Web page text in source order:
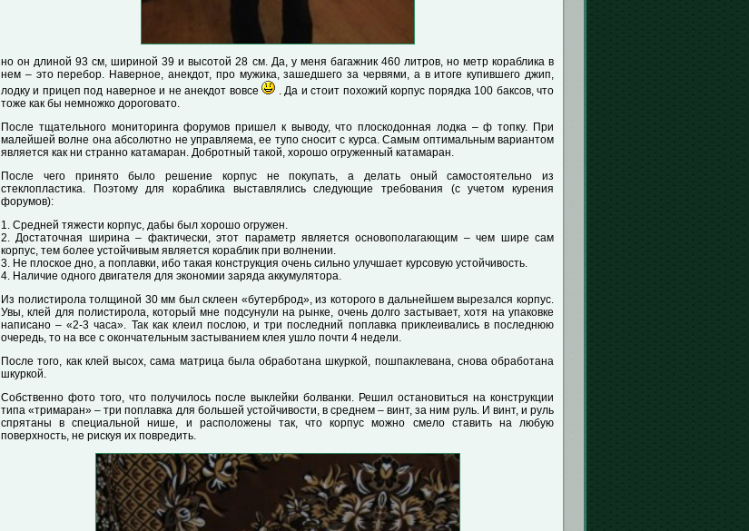
но он длиной 93 см, шириной 39 и высотой 28 см. Да, у меня багажник 460 литров, но метр кораблика в
нем – это перебор. Наверное, анекдот, про мужика, зашедшего за червями, а в итоге купившего джип,
лодку и прицеп под наверное и не анекдот вовсе
. Да и стоит похожий корпус порядка 100 баксов, что
тоже как бы немножко дороговато.
После тщательного мониторинга форумов пришел к выводу, что плоскодонная лодка – ф топку. При
малейшей волне она абсолютно не управляема, ее тупо сносит с курса. Самым оптимальным вариантом
является как ни странно катамаран. Добротный такой, хорошо огруженный катамаран.
После чего принято было решение корпус не покупать, а делать оный самостоятельно из
стеклопластика. Поэтому для кораблика выставлялись следующие требования (с учетом курения
форумов):
1. Средней тяжести корпус, дабы был хорошо огружен.
2. Достаточная ширина – фактически, этот параметр является основополагающим – чем шире сам
корпус, тем более устойчивым является кораблик при волнении.
3. Не плоское дно, а поплавки, ибо такая конструкция очень сильно улучшает курсовую устойчивость.
4. Наличие одного двигателя для экономии заряда аккумулятора.
Из полистирола толщиной 30 мм был склеен «бутерброд», из которого в дальнейшем вырезался корпус.
Увы, клей для полистирола, который мне подсунули на рынке, очень долго застывает, хотя на упаковке
написано – «2-3 часа». Так как клеил послою, и три последний поплавка приклеивались в последнюю
очередь, то на все с окончательным застыванием клея ушло почти 4 недели.
После того, как клей высох, сама матрица была обработана шкуркой, пошпаклевана, снова обработана
шкуркой.
Собственно фото того, что получилось после выклейки болванки. Решил остановиться на конструкции
типа «тримаран» – три поплавка для большей устойчивости, в среднем – винт, за ним руль. И винт, и руль
спрятаны в специальной нише, и расположены так, что корпус можно смело ставить на любую
поверхность, не рискуя их повредить.